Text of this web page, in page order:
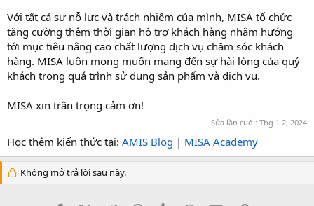
Với tất cả sự nỗ lực và trách nhiệm của mình, MISA tổ chức
tăng cường thêm thời gian hỗ trợ khách hàng nhằm hướng
tới mục tiêu nâng cao chất lượng dịch vụ chăm sóc khách
hàng. MISA luôn mong muốn mang đến sự hài lòng của quý
khách trong quá trình sử dụng sản phẩm và dịch vụ.
MISA xin trân trọng cảm ơn!
Sửa lần cuối: Thg 1 2, 2024
Học thêm kiến thức tại: AMIS Blog | MISA Academy
Không mở trả lời sau này.